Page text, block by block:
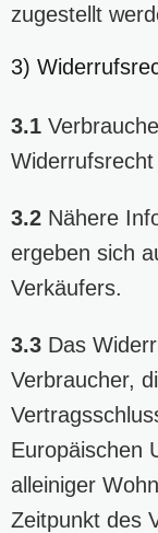
zugestellt
3)
3.1
Widerrufsrecht
3.2 Nähere
ergeben sich
Verkäufers.
3.3 Das
Verbraucher,
Europäischen
alleiniger
Zeitpunkt des